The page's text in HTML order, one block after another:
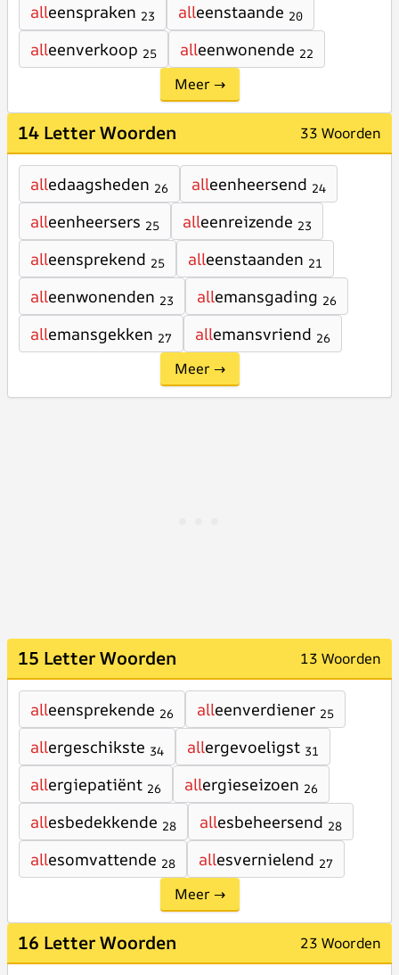
alleenspraken 23 alleenstaande 20
alleenverkoop 25 alleenwonende 22
Meer →
14 Letter Woorden 33 Woorden
alledaagsheden 26 alleenheersend 24
alleenheersers 25 alleenreizende 23
alleensprekend 25 alleenstaanden 21
alleenwonenden 23 allemansgading 26
allemansgekken 27 allemansvriend 26
Meer →
15 Letter Woorden 13 Woorden
alleensprekende 26 alleenverdiener 25
allergeschikste 34 allergevoeligst 31
allergiepatiënt 26 allergieseizoen 26
allesbedekkende 28 allesbeheersend 28
allesomvattende 28 allesvernielend 27
Meer →
16 Letter Woorden 23 Woorden